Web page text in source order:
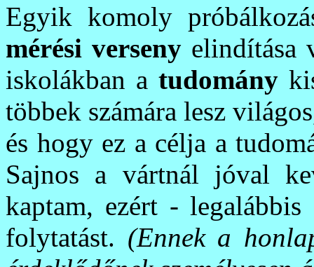
Egyik komoly
mérési verseny elindítása
iskolákban a tudomány
többek számára lesz
és hogy ez a célja a
Sajnos a vártnál jóval
kaptam, ezért -
folytatást. (Ennek a